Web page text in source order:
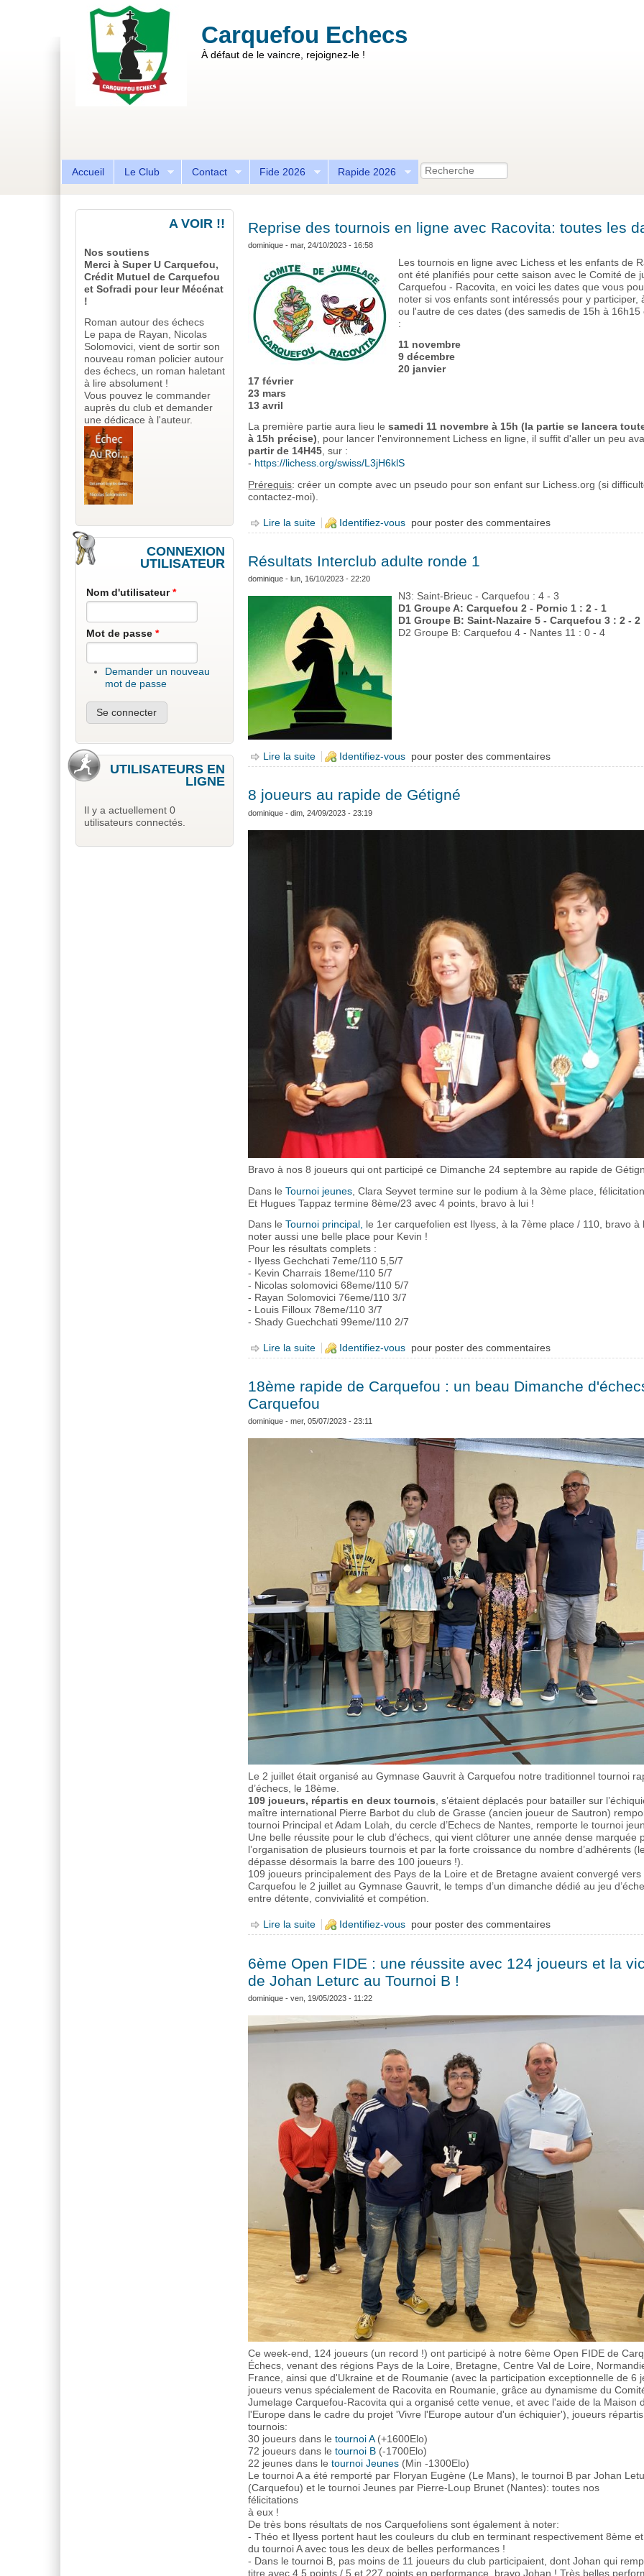
Aller au contenu principal
Carquefou Echecs
À défaut de le vaincre, rejoignez-le !
Accueil Le Club Contact Fide 2026 Rapide 2026
Formulaire de recherche Recherche
A VOIR !!
Nos soutiens
Merci à Super U Carquefou,
Crédit Mutuel de Carquefou
et Sofradi pour leur Mécénat
!
Roman autour des échecs
Le papa de Rayan, Nicolas
Solomovici, vient de sortir son
nouveau roman policier autour
des échecs, un roman haletant
à lire absolument !
Vous pouvez le commander
auprès du club et demander
une dédicace à l'auteur.
CONNEXION
UTILISATEUR
Nom d'utilisateur *
Mot de passe *
Demander un nouveau
mot de passe
UTILISATEURS EN
LIGNE
Il y a actuellement 0
utilisateurs connectés.
Reprise des tournois en ligne avec Racovita: toutes les
dominique - mar, 24/10/2023 - 16:58
Les tournois en ligne avec Lichess et les enfants de
ont été planifiés pour cette saison avec le Comité de
Carquefou - Racovita, en voici les dates que vous
noter si vos enfants sont intéressés pour y participer,
ou l'autre de ces dates (des samedis de 15h à 16h15
:
11 novembre
9 décembre
20 janvier
17 février
23 mars
13 avril
La première partie aura lieu lesamedi 11 novembre à 15h (la partie se lancera
à 15h précise), pour lancer l'environnement Lichess en ligne, il suffit d'aller un peu
partir de 14H45, sur :
- https://lichess.org/swiss/L3jH6klS
Prérequis: créer un compte avec un pseudo pour son enfant sur Lichess.org (si
contactez-moi).
Lire la suite de Reprise des tournois en ligne avec Racovita: toutes les dates !
Identifiez-vous pour poster des commentaires
Résultats Interclub adulte ronde 1
dominique - lun, 16/10/2023 - 22:20
N3: Saint-Brieuc - Carquefou : 4 - 3
D1 Groupe A: Carquefou 2 - Pornic 1 : 2 - 1
D1 Groupe B: Saint-Nazaire 5 - Carquefou 3 : 2 - 2
D2 Groupe B: Carquefou 4 - Nantes 11 : 0 - 4
Lire la suite de Résultats Interclub adulte ronde 1
Identifiez-vous pour poster des commentaires
8 joueurs au rapide de Gétigné
dominique - dim, 24/09/2023 - 23:19
Bravo à nos 8 joueurs qui ont participé ce Dimanche 24 septembre au rapide de
Dans leTournoi jeunes , Clara Seyvet termine sur le podium à la 3ème place,
Et Hugues Tappaz termine 8ème/23 avec 4 points, bravo à lui !
Dans leTournoi principal,
le 1er carquefolien est Ilyess, à la 7ème place / 110, bravo à
noter aussi une belle place pour Kevin !
Pour les résultats complets :
- Ilyess Gechchati 7eme/110 5,5/7
- Kevin Charrais 18eme/110 5/7
- Nicolas solomovici 68eme/110 5/7
- Rayan Solomovici 76eme/110 3/7
- Louis Filloux 78eme/110 3/7
- Shady Guechchati 99eme/110 2/7
Lire la suite de 8 joueurs au rapide de Gétigné
Identifiez-vous pour poster des commentaires
18ème rapide de Carquefou : un beau Dimanche
Carquefou
dominique - mer, 05/07/2023 - 23:11
Le 2 juillet était organisé au Gymnase Gauvrit à Carquefou notre traditionnel tournoi
d’échecs, le 18ème.
109 joueurs, répartis en deux tournois, s’étaient déplacés pour batailler sur
maître international Pierre Barbot du club de Grasse (ancien joueur de Sautron)
tournoi Principal et Adam Lolah, du cercle d’Echecs de Nantes, remporte le tournoi
Une belle réussite pour le club d’échecs, qui vient clôturer une année dense marquée
l’organisation de plusieurs tournois et par la forte croissance du nombre d’adhérents
dépasse désormais la barre des 100 joueurs !).
109 joueurs principalement des Pays de la Loire et de Bretagne avaient convergé vers
Carquefou le 2 juillet au Gymnase Gauvrit, le temps d’un dimanche dédié au jeu
entre détente, convivialité et compétion.
Lire la suite de 18ème rapide de Carquefou : un beau Dimanche d'échecs à
Identifiez-vous pour poster des commentaires
6ème Open FIDE : une réussite avec 124 joueurs et la
de Johan Leturc au Tournoi B !
dominique - ven, 19/05/2023 - 11:22
Ce week-end, 124 joueurs (un record !) ont participé à notre 6ème Open FIDE de
Échecs, venant des régions Pays de la Loire, Bretagne, Centre Val de Loire,
France, ainsi que d'Ukraine et de Roumanie (avec la participation exceptionnelle de 6
joueurs venus spécialement de Racovita en Roumanie, grâce au dynamisme du
Jumelage Carquefou-Racovita qui a organisé cette venue, et avec l'aide de la Maison
l'Europe dans le cadre du projet 'Vivre l'Europe autour d'un échiquier'), joueurs
tournois:
30 joueurs dans le tournoi A (+1600Elo)
72 joueurs dans le tournoi B (-1700Elo)
22 jeunes dans letournoi Jeunes (Min -1300Elo)
Le tournoi A a été remporté par Floryan Eugène (Le Mans), le tournoi B par Johan
(Carquefou) et le tournoi Jeunes par Pierre-Loup Brunet (Nantes): toutes nos
félicitations
à eux !
De très bons résultats de nos Carquefoliens sont également à noter:
- Théo et Ilyess portent haut les couleurs du club en terminant respectivement 8ème
du tournoi A avec tous les deux de belles performances !
- Dans le tournoi B, pas moins de 11 joueurs du club participaient, dont Johan qui
titre avec 4,5 points / 5 et 227 points en performance, bravo Johan ! Très belles